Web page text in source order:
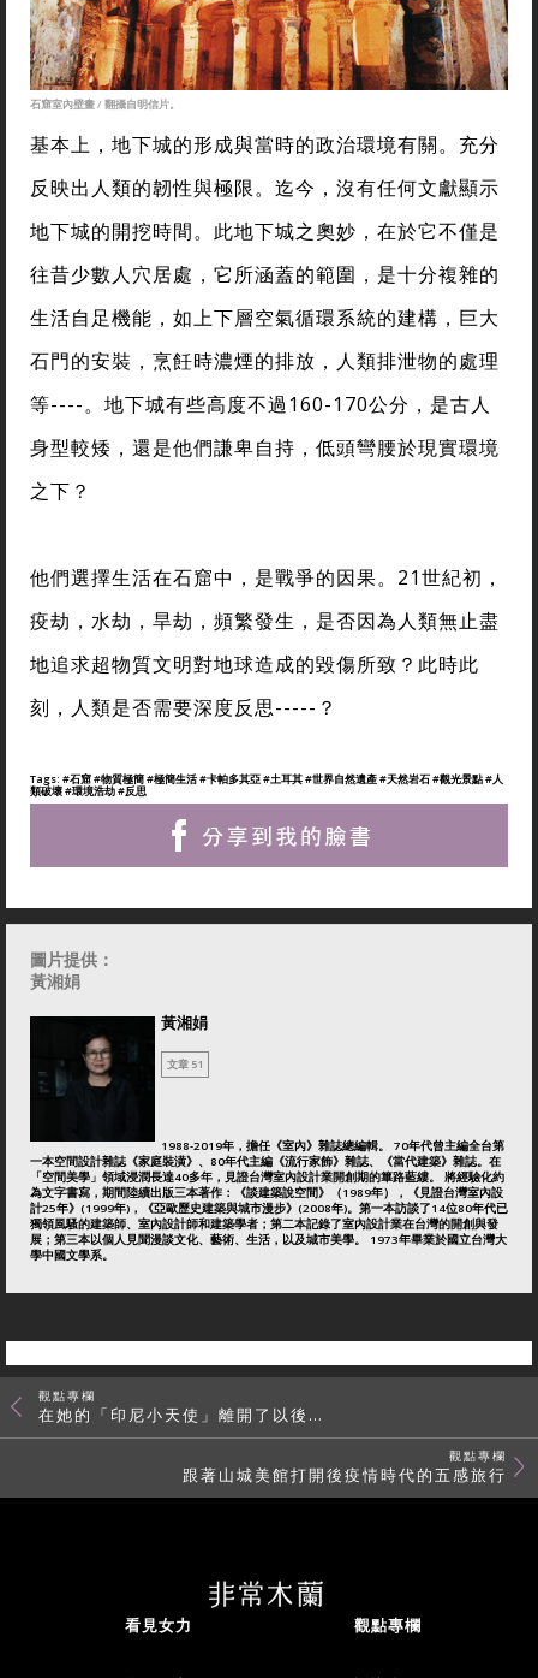
石窟室內壁畫 / 翻攝自明信片。
基本上，地下城的形成與當時的政治環境有關。充分
反映出人類的韌性與極限。迄今，沒有任何文獻顯示
地下城的開挖時間。此地下城之奧妙，在於它不僅是
往昔少數人穴居處，它所涵蓋的範圍，是十分複雜的
生活自足機能，如上下層空氣循環系統的建構，巨大
石門的安裝，烹飪時濃煙的排放，人類排泄物的處理
等----。地下城有些高度不過160-170公分，是古人
身型較矮，還是他們謙卑自持，低頭彎腰於現實環境
之下？
他們選擇生活在石窟中，是戰爭的因果。21世紀初，
疫劫，水劫，旱劫，頻繁發生，是否因為人類無止盡
地追求超物質文明對地球造成的毀傷所致？此時此
刻，人類是否需要深度反思-----？
Tags: #石窟#物質極簡#極簡生活#卡帕多其亞#土耳其#世界自然遺產#天然岩石#觀光景點#人
類破壞#環境浩劫#反思
圖片提供：
黃湘娟
黃湘娟
文章 51
1988-2019年，擔任《室內》雜誌總編輯。 70年代曾主編全台第
一本空間設計雜誌《家庭裝潢》、80年代主編《流行家飾》雜誌、《當代建築》雜誌。在
「空間美學」領域浸潤長達40多年，見證台灣室內設計業開創期的篳路藍縷。 將經驗化約
為文字書寫，期間陸續出版三本著作：《談建築說空間》（1989年），《見證台灣室內設
計25年》(1999年)，《亞歐歷史建築與城市漫步》(2008年)。第一本訪談了14位80年代已
獨領風騷的建築師、室內設計師和建築學者；第二本記錄了室內設計業在台灣的開創與發
展；第三本以個人見聞漫談文化、藝術、生活，以及城市美學。 1973年畢業於國立台灣大
學中國文學系。
觀點專欄
在她的「印尼小天使」離開了以後…
觀點專欄
跟著山城美館打開後疫情時代的五感旅行
看見女力 觀點專欄